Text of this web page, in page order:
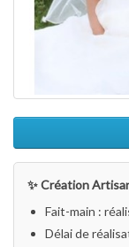
✨ Création
Fait-main :
Délai de